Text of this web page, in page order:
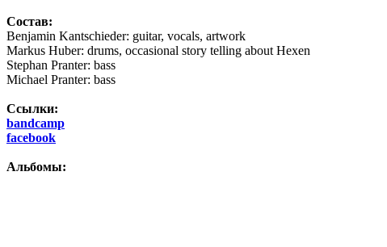
Состав:
Benjamin Kantschieder: guitar, vocals, artwork
Markus Huber: drums, occasional story telling about Hexen
Stephan Pranter: bass
Michael Pranter: bass
Ссылки:
bandcamp
facebook
Альбомы: